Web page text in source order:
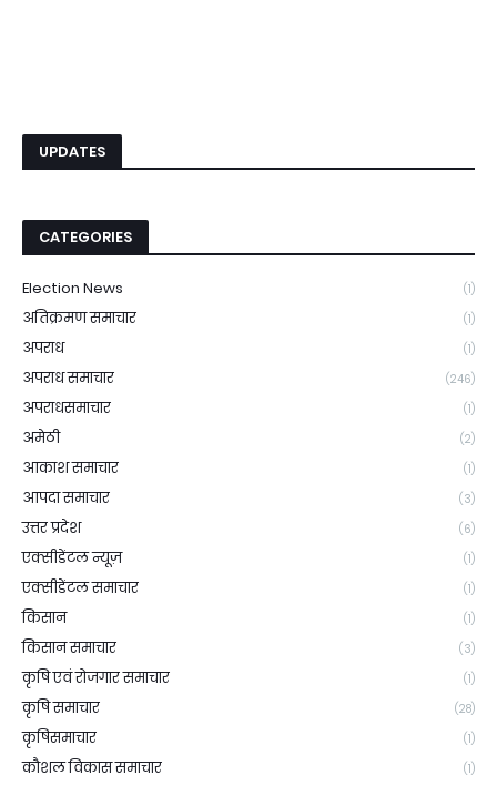
UPDATES
CATEGORIES
Election News (1)
अतिक्रमण समाचार (1)
अपराध (1)
अपराध समाचार (246)
अपराधसमाचार (1)
अमेठी (2)
आकाश समाचार (1)
आपदा समाचार (3)
उत्तर प्रदेश (6)
एक्सीडेंटल न्यूज़ (1)
एक्सीडेंटल समाचार (1)
किसान (1)
किसान समाचार (3)
कृषि एवं रोजगार समाचार (1)
कृषि समाचार (28)
कृषिसमाचार (1)
कौशल विकास समाचार (1)